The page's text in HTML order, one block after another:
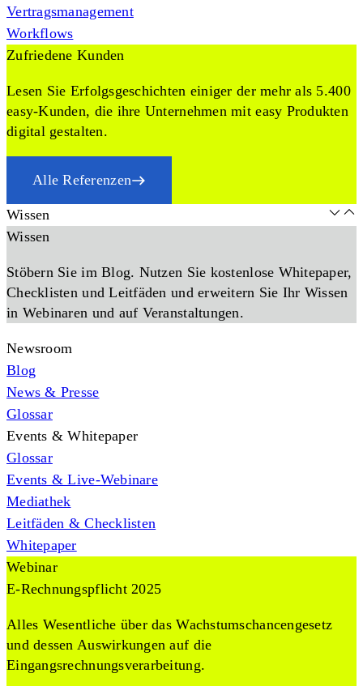
Vertragsmanagement
Workflows
Zufriedene Kunden
Lesen Sie Erfolgsgeschichten einiger der mehr als 5.400
easy-Kunden, die ihre Unternehmen mit easy Produkten
digital gestalten.
Alle Referenzen
Wissen
Wissen
Stöbern Sie im Blog. Nutzen Sie kostenlose Whitepaper,
Checklisten und Leitfäden und erweitern Sie Ihr Wissen
in Webinaren und auf Veranstaltungen.
Newsroom
Blog
News & Presse
Glossar
Events & Whitepaper
Glossar
Events & Live-Webinare
Mediathek
Leitfäden & Checklisten
Whitepaper
Webinar
E-Rechnungspflicht 2025
Alles Wesentliche über das Wachstumschancengesetz
und dessen Auswirkungen auf die
Eingangsrechnungsverarbeitung.